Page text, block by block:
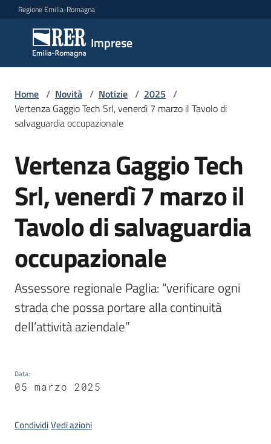
Vai al contenuto
Vai alla navigazione
Vai al footer
Regione Emilia-Romagna
Imprese
Imprese
Argomenti
Servizi
Leggi
Atti
Bandi
Piani
Programmi
Progetti
Newsletter
Home / Novità / Notizie / 2025 /
Vertenza Gaggio Tech Srl, venerdì 7 marzo il Tavolo di
salvaguardia occupazionale
Salta al contenuto
Vertenza Gaggio Tech
Srl, venerdì 7 marzo il
Tavolo di salvaguardia
occupazionale
Assessore regionale Paglia: “verificare ogni
strada che possa portare alla continuità
dell’attività aziendale”
Data:
05 marzo 2025
CondividiVedi azioni